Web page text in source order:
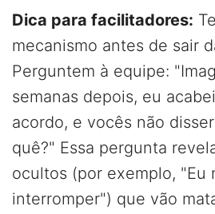
Dica para facilitadores:
mecanismo antes de sair
Perguntem à equipe:
semanas depois, eu
acordo, e vocês não
quê?" Essa pergunta
ocultos (por exemplo, "Eu
interromper") que vão